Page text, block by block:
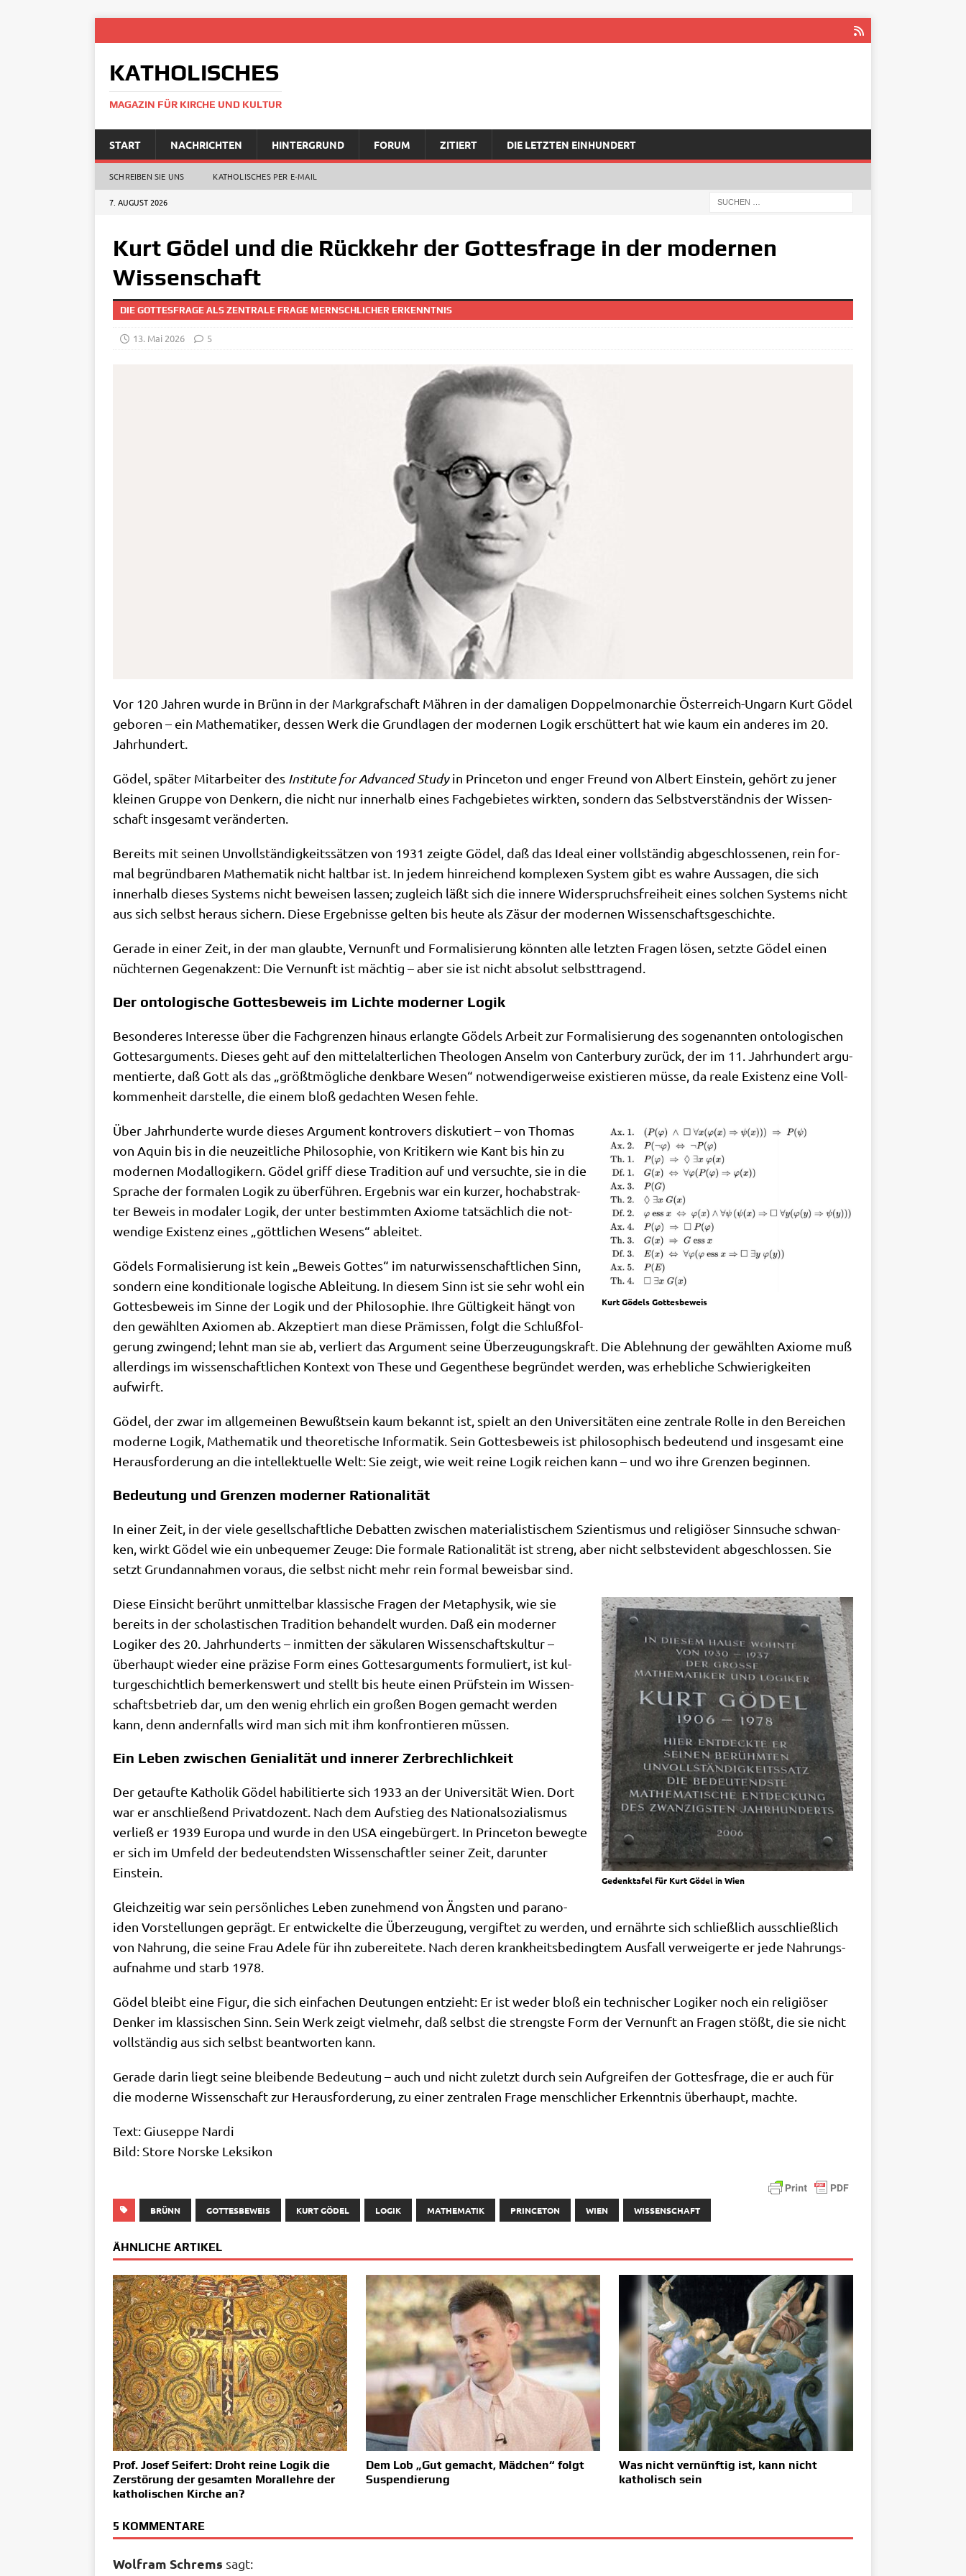
KATHOLISCHES
MAGAZIN FÜR KIRCHE UND KULTUR
START NACHRICHTEN HINTERGRUND FORUM ZITIERT DIE LETZTEN EINHUNDERT
SCHREIBEN SIE UNS KATHOLISCHES PER E‑MAIL
7. AUGUST 2026
Kurt Gödel und die Rückkehr der Gottesfrage in der modernen
Wissenschaft
DIE GOTTESFRAGE ALS ZENTRALE FRAGE MERNSCHLICHER ERKENNTNIS
13. Mai 2026 5
Vor 120 Jah­ren wur­de in Brünn in der Mark­graf­schaft Mäh­ren in der dama­li­gen Dop­pel­mon­ar­chie Öster­reich-Ungarn Kurt Gödel
gebo­ren – ein Mathe­ma­ti­ker, des­sen Werk die Grund­la­gen der moder­nen Logik erschüt­tert hat wie kaum ein ande­res im 20.
Jahrhundert.
Gödel, spä­ter Mit­ar­bei­ter des Insti­tu­te for Advan­ced Stu­dyin Prin­ce­ton und enger Freund von Albert Ein­stein, gehört zu jener
klei­nen Grup­pe von Den­kern, die nicht nur inner­halb eines Fach­ge­bie­tes wirk­ten, son­dern das Selbst­ver­ständ­nis der Wis­sen­
schaft ins­ge­samt veränderten.
Bereits mit sei­nen Unvoll­stän­dig­keits­sät­zen von 1931 zeig­te Gödel, daß das Ide­al einer voll­stän­dig abge­schlos­se­nen, rein for­
mal begründ­ba­ren Mathe­ma­tik nicht halt­bar ist. In jedem hin­rei­chend kom­ple­xen System gibt es wah­re Aus­sa­gen, die sich
inner­halb die­ses Systems nicht bewei­sen las­sen; zugleich läßt sich die inne­re Wider­spruchs­frei­heit eines sol­chen Systems nicht
aus sich selbst her­aus sichern. Die­se Ergeb­nis­se gel­ten bis heu­te als Zäsur der moder­nen Wissenschaftsgeschichte.
Gera­de in einer Zeit, in der man glaub­te, Ver­nunft und For­ma­li­sie­rung könn­ten alle letz­ten Fra­gen lösen, setz­te Gödel einen
nüch­ter­nen Gegen­ak­zent: Die Ver­nunft ist mäch­tig – aber sie ist nicht abso­lut selbsttragend.
Der ontologische Gottesbeweis im Lichte moderner Logik
Beson­de­res Inter­es­se über die Fach­gren­zen hin­aus erlang­te Gödels Arbeit zur For­ma­li­sie­rung des soge­nann­ten onto­lo­gi­schen
Got­tes­ar­gu­ments. Die­ses geht auf den mit­tel­al­ter­li­chen Theo­lo­gen Anselm von Can­ter­bu­ry zurück, der im 11. Jahr­hun­dert argu­
men­tier­te, daß Gott als das „größt­mög­li­che denk­ba­re Wesen“ not­wen­di­ger­wei­se exi­stie­ren müs­se, da rea­le Exi­stenz eine Voll­
kom­men­heit dar­stel­le, die einem bloß gedach­ten Wesen fehle.
Kurt Gödels Gottesbeweis
Über Jahr­hun­der­te wur­de die­ses Argu­ment kon­tro­vers dis­ku­tiert – von Tho­mas
von Aquin bis in die neu­zeit­li­che Phi­lo­so­phie, von Kri­ti­kern wie Kant bis hin zu
moder­nen Modal­lo­gi­kern. Gödel griff die­se Tra­di­ti­on auf und ver­such­te, sie in die
Spra­che der for­ma­len Logik zu über­füh­ren. Ergeb­nis war ein kur­zer, hoch­ab­strak­
ter Beweis in moda­ler Logik, der unter bestimm­ten Axio­me tat­säch­lich die not­
wen­di­ge Exi­stenz eines „gött­li­chen Wesens“ ableitet.
Gödels For­ma­li­sie­rung ist kein „Beweis Got­tes“ im natur­wis­sen­schaft­li­chen Sinn,
son­dern eine kon­di­tio­na­le logi­sche Ablei­tung. In die­sem Sinn ist sie sehr wohl ein
Got­tes­be­weis im Sin­ne der Logik und der Phi­lo­so­phie. Ihre Gül­tig­keit hängt von
den gewähl­ten Axio­men ab. Akzep­tiert man die­se Prä­mis­sen, folgt die Schluß­fol­
ge­rung zwin­gend; lehnt man sie ab, ver­liert das Argu­ment sei­ne Über­zeu­gungs­kraft. Die Ableh­nung der gewähl­ten Axio­me muß
aller­dings im wis­sen­schaft­li­chen Kon­text von The­se und Gegen­the­se begrün­det wer­den, was erheb­li­che Schwie­rig­kei­ten
aufwirft.
Gödel, der zwar im all­ge­mei­nen Bewußt­sein kaum bekannt ist, spielt an den Uni­ver­si­tä­ten eine zen­tra­le Rol­le in den Berei­chen
moder­ne Logik, Mathe­ma­tik und theo­re­ti­sche Infor­ma­tik. Sein Got­tes­be­weis ist phi­lo­so­phisch bedeu­tend und ins­ge­samt eine
Her­aus­for­de­rung an die intel­lek­tu­el­le Welt: Sie zeigt, wie weit rei­ne Logik rei­chen kann – und wo ihre Gren­zen beginnen.
Bedeutung und Grenzen moderner Rationalität
In einer Zeit, in der vie­le gesell­schaft­li­che Debat­ten zwi­schen mate­ria­li­sti­schem Szi­en­tis­mus und reli­giö­ser Sinn­su­che schwan­
ken, wirkt Gödel wie ein unbe­que­mer Zeu­ge: Die for­ma­le Ratio­na­li­tät ist streng, aber nicht selbst­evi­dent abge­schlos­sen. Sie
setzt Grund­an­nah­men vor­aus, die selbst nicht mehr rein for­mal beweis­bar sind.
Gedenk­ta­fel für Kurt Gödel in Wien
Die­se Ein­sicht berührt unmit­tel­bar klas­si­sche Fra­gen der Meta­phy­sik, wie sie
bereits in der scho­la­sti­schen Tra­di­ti­on behan­delt wur­den. Daß ein moder­ner
Logi­ker des 20. Jahr­hun­derts – inmit­ten der säku­la­ren Wis­sen­schafts­kul­tur –
über­haupt wie­der eine prä­zi­se Form eines Got­tes­ar­gu­ments for­mu­liert, ist kul­
tur­ge­schicht­lich bemer­kens­wert und stellt bis heu­te einen Prüf­stein im Wis­sen­
schafts­be­trieb dar, um den wenig ehr­lich ein gro­ßen Bogen gemacht wer­den
kann, denn andern­falls wird man sich mit ihm kon­fron­tie­ren müssen.
Ein Leben zwischen Genialität und innerer Zerbrechlichkeit
Der getauf­te Katho­lik Gödel habi­li­tier­te sich 1933 an der Uni­ver­si­tät Wien. Dort
war er anschlie­ßend Pri­vat­do­zent. Nach dem Auf­stieg des Natio­nal­so­zia­lis­mus
ver­ließ er 1939 Euro­pa und wur­de in den USA ein­ge­bür­gert. In Prin­ce­ton beweg­te
er sich im Umfeld der bedeu­tend­sten Wis­sen­schaft­ler sei­ner Zeit, dar­un­ter
Einstein.
Gleich­zei­tig war sein per­sön­li­ches Leben zuneh­mend von Äng­sten und para­no­
iden Vor­stel­lun­gen geprägt. Er ent­wickel­te die Über­zeu­gung, ver­gif­tet zu wer­den, und ernähr­te sich schließ­lich aus­schließ­lich
von Nah­rung, die sei­ne Frau Ade­le für ihn zube­rei­te­te. Nach deren krank­heits­be­ding­tem Aus­fall ver­wei­ger­te er jede Nah­rungs­
auf­nah­me und starb 1978.
Gödel bleibt eine Figur, die sich ein­fa­chen Deu­tun­gen ent­zieht: Er ist weder bloß ein tech­ni­scher Logi­ker noch ein reli­giö­ser
Den­ker im klas­si­schen Sinn. Sein Werk zeigt viel­mehr, daß selbst die streng­ste Form der Ver­nunft an Fra­gen stößt, die sie nicht
voll­stän­dig aus sich selbst beant­wor­ten kann.
Gera­de dar­in liegt sei­ne blei­ben­de Bedeu­tung – auch und nicht zuletzt durch sein Auf­grei­fen der Got­tes­fra­ge, die er auch für
die moder­ne Wis­sen­schaft zur Her­aus­for­de­rung, zu einer zen­tra­len Fra­ge mensch­li­cher Erkennt­nis über­haupt, machte.
Text: Giu­sep­pe Nar­di
Bild: Store Nor­ske Leksikon
BRÜNN GOTTESBEWEIS KURT GÖDEL LOGIK MATHEMATIK PRINCETON WIEN WISSENSCHAFT
ÄHNLICHE ARTIKEL
Prof. Josef Seifert: Droht reine Logik die
Zerstörung der gesamten Morallehre der
katholischen Kirche an?
Dem Lob „Gut gemacht, Mädchen“ folgt
Suspendierung
Was nicht vernünftig ist, kann nicht
katholisch sein
5 KOMMENTARE
Wolfram Schrems sagt: